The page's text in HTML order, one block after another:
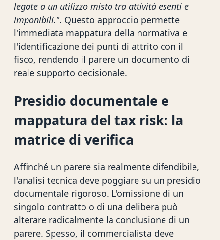
legate a un utilizzo misto tra attività esenti e
imponibili.". Questo approccio permette
l'immediata mappatura della normativa e
l'identificazione dei punti di attrito con il
fisco, rendendo il parere un documento di
reale supporto decisionale.
Presidio documentale e
mappatura del tax risk: la
matrice di verifica
Affinché un parere sia realmente difendibile,
l'analisi tecnica deve poggiare su un presidio
documentale rigoroso. L'omissione di un
singolo contratto o di una delibera può
alterare radicalmente la conclusione di un
parere. Spesso, il commercialista deve